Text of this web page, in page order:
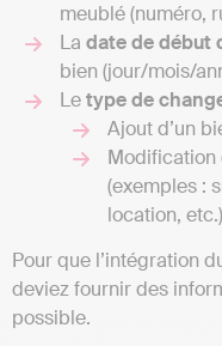
meublé (numéro,
La date de début
bien (jour/mois/
Letype de
Ajout d’un
Modification
(exemples :
location,
Pour que l’intégration
deviez fournir des
possible.